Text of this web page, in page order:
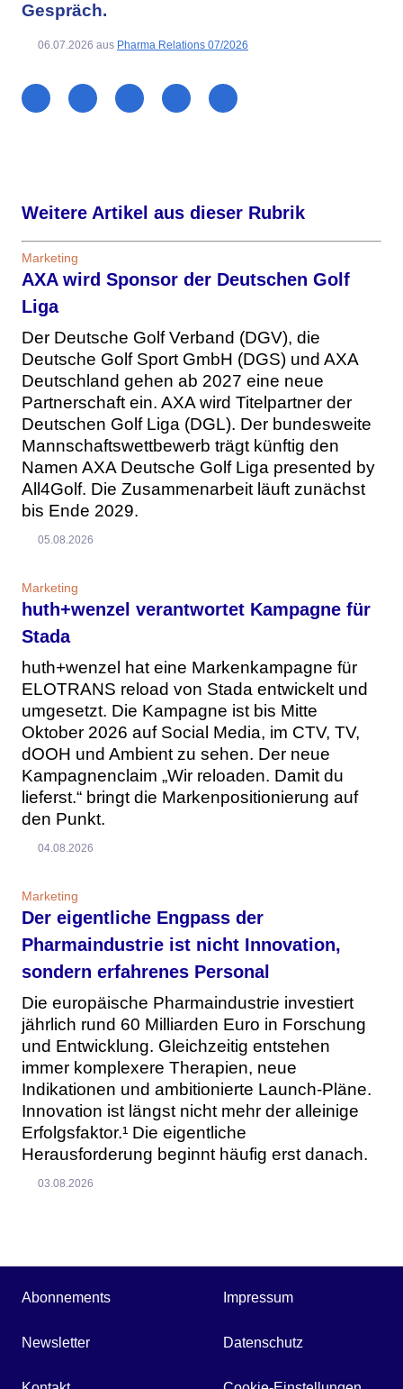
Gespräch.
06.07.2026 aus Pharma Relations 07/2026
Weitere Artikel aus dieser Rubrik
Marketing
AXA wird Sponsor der Deutschen Golf
Liga
Der Deutsche Golf Verband (DGV), die
Deutsche Golf Sport GmbH (DGS) und AXA
Deutschland gehen ab 2027 eine neue
Partnerschaft ein. AXA wird Titelpartner der
Deutschen Golf Liga (DGL). Der bundesweite
Mannschaftswettbewerb trägt künftig den
Namen AXA Deutsche Golf Liga presented by
All4Golf. Die Zusammenarbeit läuft zunächst
bis Ende 2029.
05.08.2026
Marketing
huth+wenzel verantwortet Kampagne für
Stada
huth+wenzel hat eine Markenkampagne für
ELOTRANS reload von Stada entwickelt und
umgesetzt. Die Kampagne ist bis Mitte
Oktober 2026 auf Social Media, im CTV, TV,
dOOH und Ambient zu sehen. Der neue
Kampagnenclaim „Wir reloaden. Damit du
lieferst.“ bringt die Markenpositionierung auf
den Punkt.
04.08.2026
Marketing
Der eigentliche Engpass der
Pharmaindustrie ist nicht Innovation,
sondern erfahrenes Personal
Die europäische Pharmaindustrie investiert
jährlich rund 60 Milliarden Euro in Forschung
und Entwicklung. Gleichzeitig entstehen
immer komplexere Therapien, neue
Indikationen und ambitionierte Launch-Pläne.
Innovation ist längst nicht mehr der alleinige
Erfolgsfaktor.¹ Die eigentliche
Herausforderung beginnt häufig erst danach.
03.08.2026
Abonnements
Newsletter
Impressum
Datenschutz